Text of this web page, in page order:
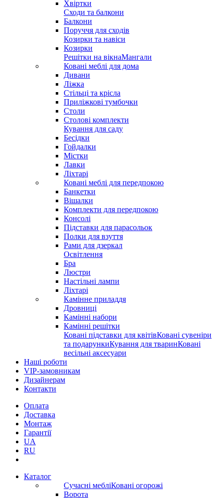
Хвіртки
Сходи та балкони
Балкони
Поруччя для сходів
Козирки та навіси
Козирки
Решітки на вікнаМангали
Ковані меблі для дома
Дивани
Ліжка
Стільці та крісла
Приліжкові тумбочки
Столи
Столові комплекти
Кування для саду
Бесідки
Гойдалки
Містки
Лавки
Ліхтарі
Ковані меблі для передпокою
Банкетки
Вішалки
Комплекти для передпокою
Консолі
Підставки для парасольок
Полки для взуття
Рами для дзеркал
Освітлення
Бра
Люстри
Настільні лампи
Ліхтарі
Камінне приладдя
Дровниці
Камінні набори
Камінні решітки
Ковані підставки для квітівКовані сувеніри
та подарункиКування для тваринКовані
весільні аксесуари
Наші роботи
VIP-замовникам
Дизайнерам
Контакти
Оплата
Доставка
Монтаж
Гарантії
UA
RU
Каталог
Сучасні мебліКовані огорожі
Ворота